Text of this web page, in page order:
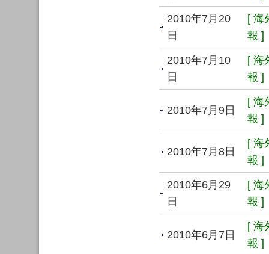
2010年7月20
日
[ 海
報 ]
2010年7月10
日
[ 海
報 ]
2010年7月9日
[ 海
報 ]
2010年7月8日
[ 海
報 ]
2010年6月29
日
[ 海
報 ]
2010年6月7日
[ 海
報 ]